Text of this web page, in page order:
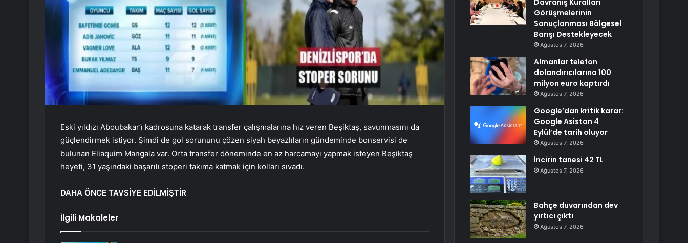
Eski yıldızı Aboubakar’ı kadrosuna katarak transfer çalışmalarına hız veren Beşiktaş, savunmasını da
güçlendirmek istiyor. Şimdi de gol sorununu çözen siyah beyazlıların gündeminde bonservisi de
bulunan Eliaquim Mangala var. Orta transfer döneminde en az harcamayı yapmak isteyen Beşiktaş
heyeti, 31 yaşındaki başarılı stoperi takıma katmak için kolları sıvadı.
DAHA ÖNCE TAVSİYE EDİLMİŞTİR
İlgili Makaleler
Davranış Kuralları
Görüşmelerinin
Sonuçlanması Bölgesel
Barışı Destekleyecek
Ağustos 7, 2026
Almanlar telefon
dolandırıcılarına 100
milyon euro kaptırdı
Ağustos 7, 2026
Google’dan kritik karar:
Google Asistan 4
Eylül’de tarih oluyor
Ağustos 7, 2026
İncirin tanesi 42 TL
Ağustos 7, 2026
Bahçe duvarından dev
yırtıcı çıktı
Ağustos 7, 2026